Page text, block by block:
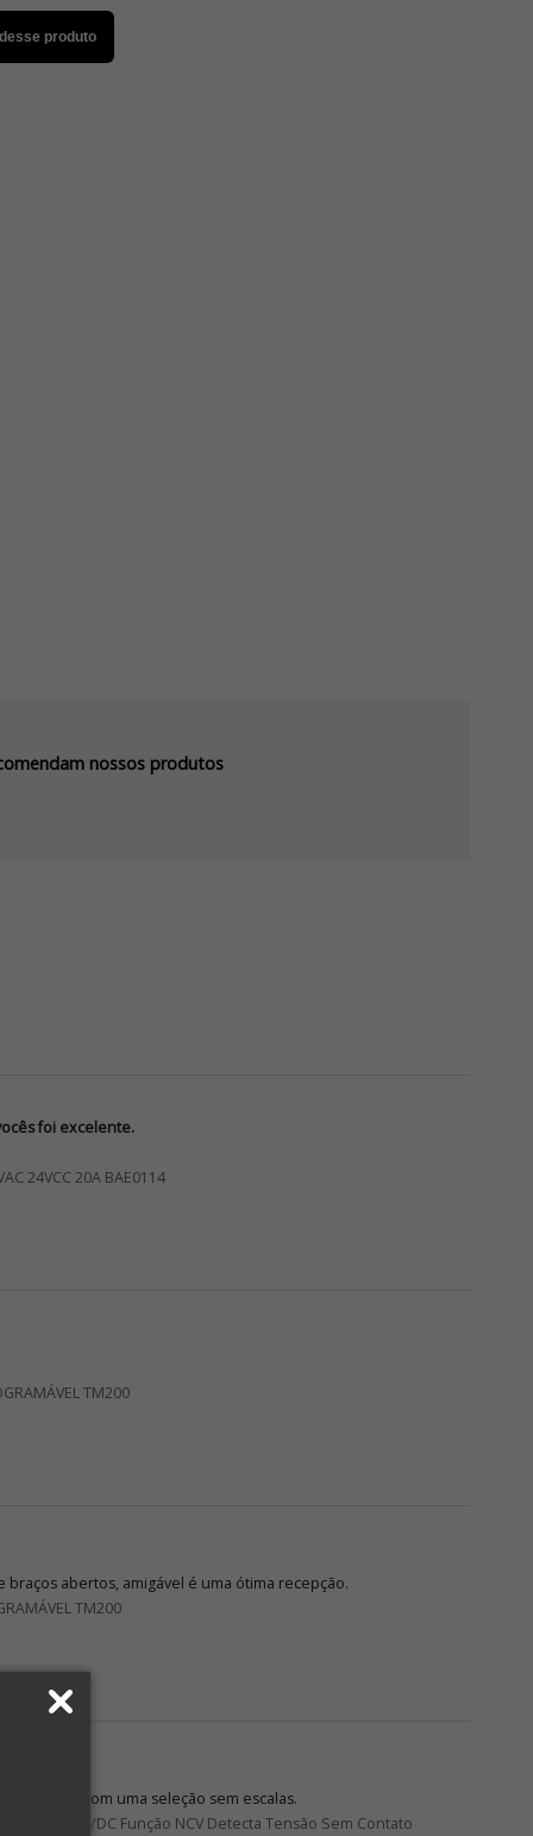
produto
nossos produtos
foi excelente.
24VCC 20A BAE0114
TM200
abertos, amigável é uma ótima recepção.
TM200
só com uma seleção sem escalas.
AC/DC Função NCV Detecta Tensão Sem Contato